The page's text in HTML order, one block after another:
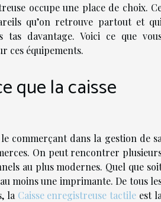
occupe une place de choix.
qu’on retrouve partout et qui
tas davantage. Voici ce que
ces équipements.
que la caisse
commerçant dans la gestion de sa
On peut rencontrer
au plus modernes. Quel que
moins une imprimante. De tous
la Caisse enregistreuse tactile est la